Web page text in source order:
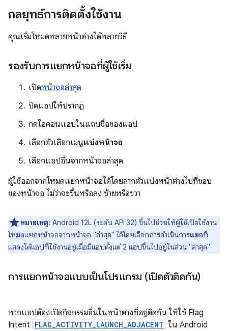
กลยุทธ์การติดตั้งใช้งาน
คุณเริ่มโหมดหลายหน้าต่างได้หลายวิธี
รองรับการแยกหน้าจอที่ผู้ใช้เริ่ม
เปิดหน้าจอล่าสุด
ปัดแอปให้ปรากฏ
กดไอคอนแอปในแถบชื่อของแอป
เลือกตัวเลือกเมนูแบ่งหน้าจอ
เลือกแอปอื่นจากหน้าจอล่าสุด
ผู้ใช้ออกจากโหมดแยกหน้าจอได้โดยลากตัวแบ่งหน้าต่างไปที่ขอบ
ของหน้าจอ ไม่ว่าจะขึ้นหรือลง ซ้ายหรือขวา
หมายเหตุ: Android 12L (ระดับ API 32) ขึ้นไปช่วยให้ผู้ใช้เปิดใช้งาน
โหมดแยกหน้าจอจากหน้าจอ "ล่าสุด" ได้โดยเลือกการดำเนินการแยกที่
แสดงใต้แอปที่ใช้งานอยู่เมื่อมีแอปตั้งแต่ 2 แอปขึ้นไปอยู่ในส่วน "ล่าสุด"
การแยกหน้าจอแบบเป็นโปรแกรม (เปิดตัวติดกัน)
หากแอปต้องเปิดกิจกรรมอื่นในหน้าต่างที่อยู่ติดกัน ให้ใช้ Flag
Intent FLAG_ACTIVITY_LAUNCH_ADJACENT ใน Android